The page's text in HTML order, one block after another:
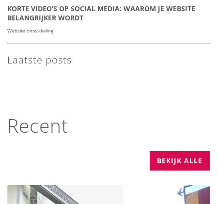
KORTE VIDEO’S OP SOCIAL MEDIA: WAAROM JE WEBSITE
BELANGRIJKER WORDT
Website ontwikkeling
Laatste posts
Recent
BEKIJK ALLE